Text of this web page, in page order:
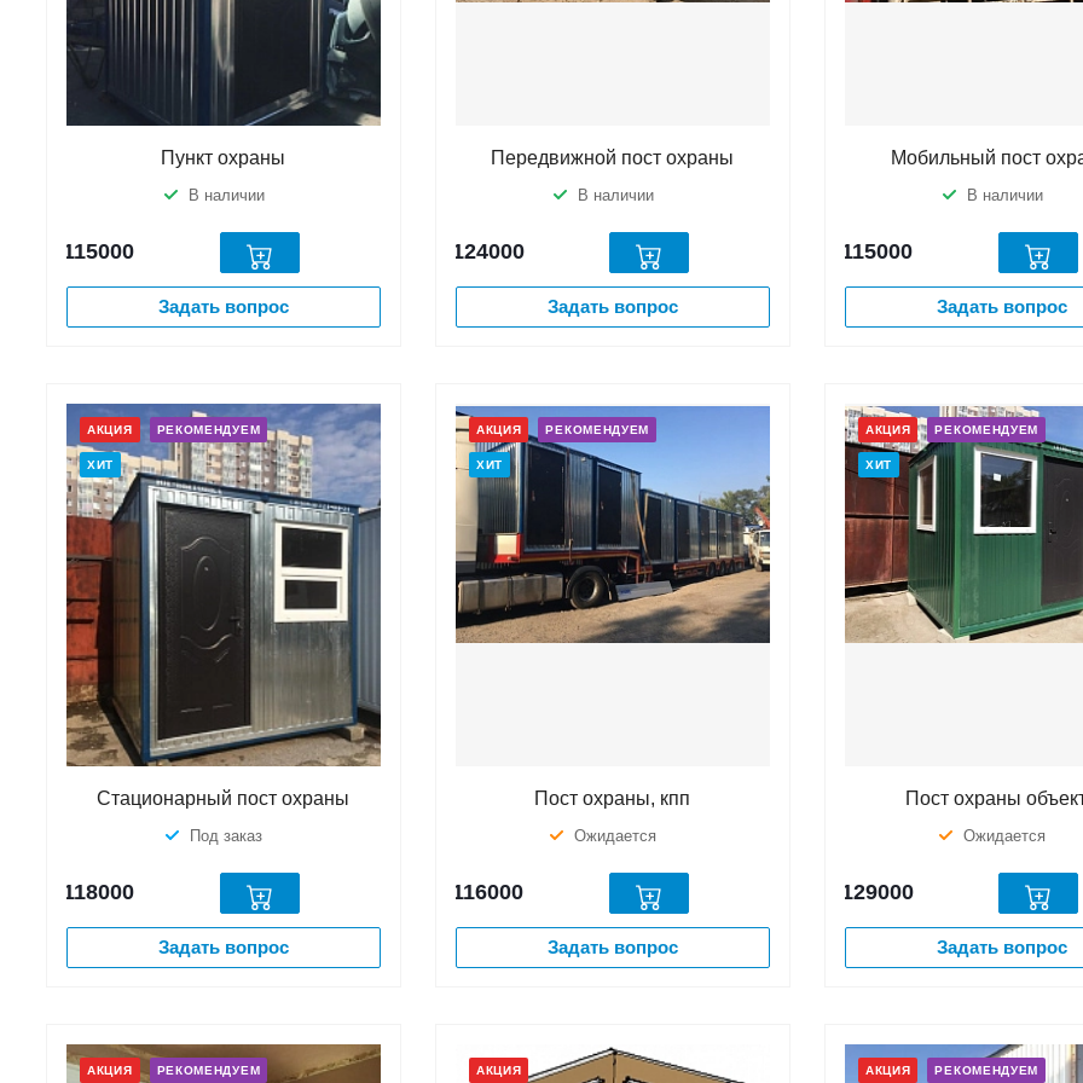
Пункт охраны
В наличии
115000
Задать вопрос
Передвижной пост охраны
В наличии
124000
Задать вопрос
Мобильный пост
В наличии
115000
Задать вопрос
АКЦИЯ РЕКОМЕНДУЕМ
ХИТ
Стационарный пост охраны
Под заказ
118000
Задать вопрос
АКЦИЯ РЕКОМЕНДУЕМ
ХИТ
Пост охраны, кпп
Ожидается
116000
Задать вопрос
АКЦИЯ РЕКОМЕНДУЕМ
ХИТ
Пост охраны
Ожидается
129000
Задать вопрос
АКЦИЯ РЕКОМЕНДУЕМ АКЦИЯ АКЦИЯ РЕКОМЕНДУЕМ